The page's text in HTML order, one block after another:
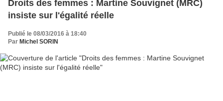
Droits des femmes : Martine Souvignet (MRC)
insiste sur l'égalité réelle
Publié le 08/03/2016 à 18:40
Par Michel SORIN